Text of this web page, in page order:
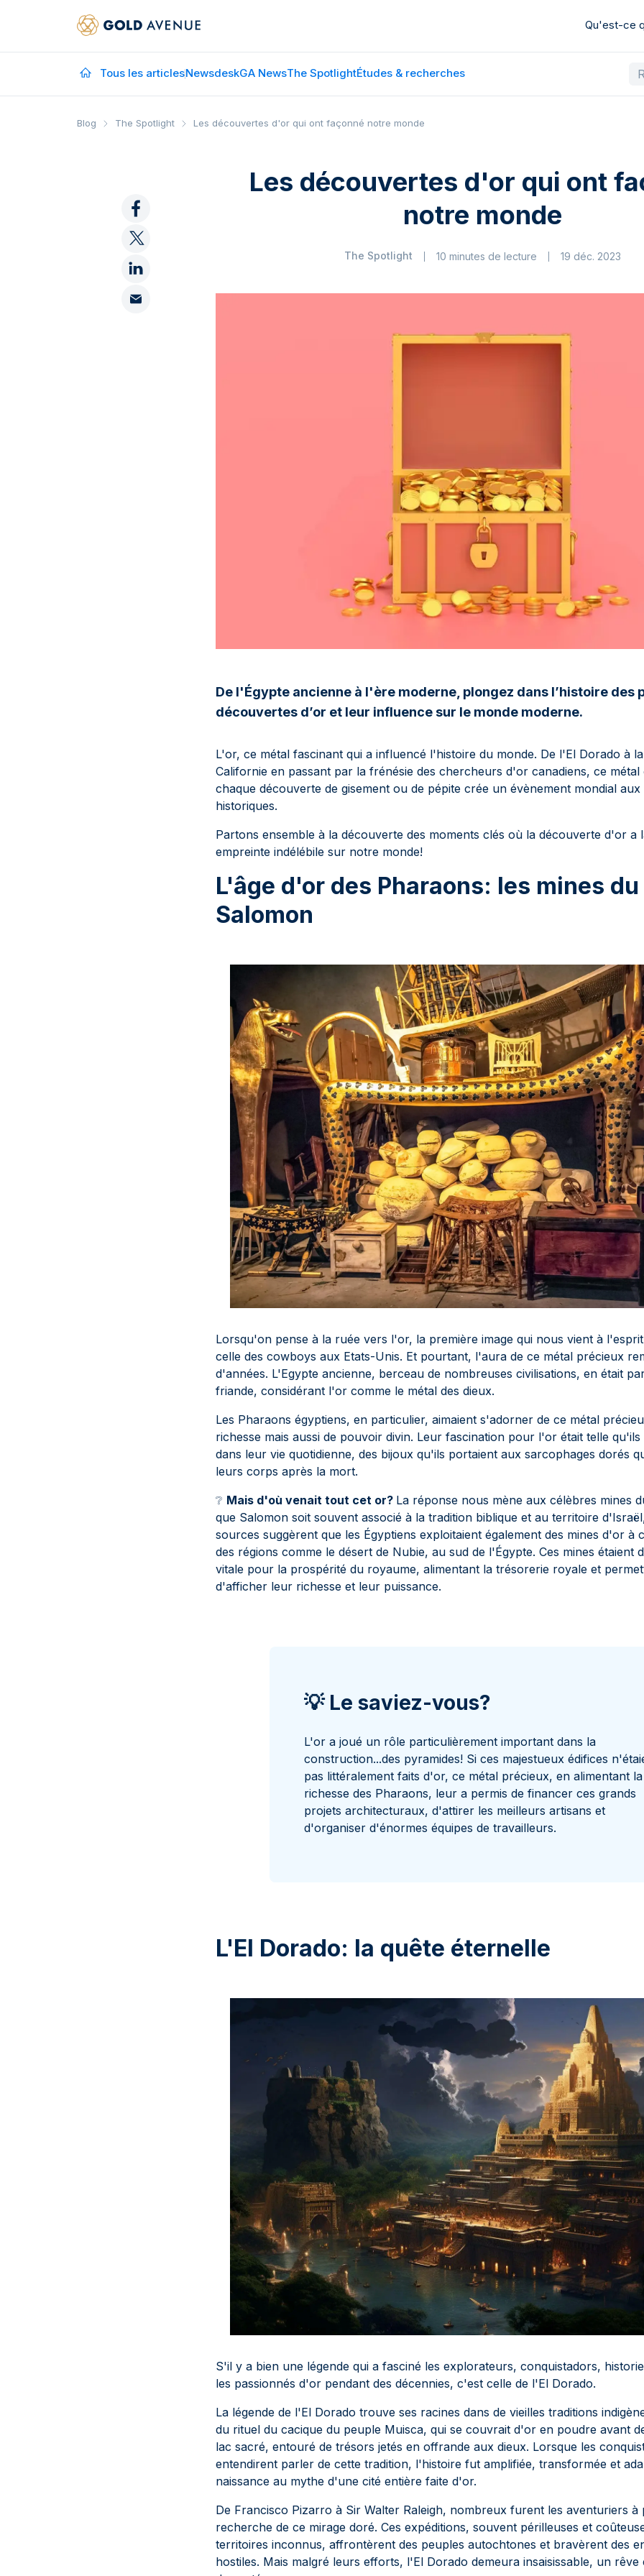
Qu'est-ce
Tous les articlesNewsdeskGA NewsThe SpotlightÉtudes & recherches
Blog The Spotlight Les découvertes d'or qui ont façonné notre monde
Les découvertes d'or qui ont
notre monde
The Spotlight 10 minutes de lecture 19 déc. 2023
De l'Égypte ancienne à l'ère moderne, plongez dans l’histoire des
découvertes d’or et leur influence sur le monde moderne.
L'or, ce métal fascinant qui a influencé l'histoire du monde. De l'El Dorado à
Californie en passant par la frénésie des chercheurs d'or canadiens, ce métal
chaque découverte de gisement ou de pépite crée un évènement mondial
historiques.
Partons ensemble à la découverte des moments clés où la découverte d'or a
empreinte indélébile sur notre monde!
L'âge d'or des Pharaons: les mines
Salomon
Lorsqu'on pense à la ruée vers l'or, la première image qui nous vient à
celle des cowboys aux Etats-Unis. Et pourtant, l'aura de ce métal précieux
d'années. L'Egypte ancienne, berceau de nombreuses civilisations, en était
friande, considérant l'or comme le métal des dieux.
Les Pharaons égyptiens, en particulier, aimaient s'adorner de ce métal
richesse mais aussi de pouvoir divin. Leur fascination pour l'or était telle
dans leur vie quotidienne, des bijoux qu'ils portaient aux sarcophages dorés
leurs corps après la mort.
❔ Mais d'où venait tout cet or? La réponse nous mène aux célèbres mines
que Salomon soit souvent associé à la tradition biblique et au territoire
sources suggèrent que les Égyptiens exploitaient également des mines d'or à
des régions comme le désert de Nubie, au sud de l'Égypte. Ces mines étaient
vitale pour la prospérité du royaume, alimentant la trésorerie royale et
d'afficher leur richesse et leur puissance.
💡 Le saviez-vous?
L'or a joué un rôle particulièrement important dans la
construction...des pyramides! Si ces majestueux édifices
pas littéralement faits d'or, ce métal précieux, en alimentant la
richesse des Pharaons, leur a permis de financer ces grands
projets architecturaux, d'attirer les meilleurs artisans et
d'organiser d'énormes équipes de travailleurs.
L'El Dorado: la quête éternelle
S'il y a bien une légende qui a fasciné les explorateurs, conquistadors,
les passionnés d'or pendant des décennies, c'est celle de l'El Dorado.
La légende de l'El Dorado trouve ses racines dans de vieilles traditions
du rituel du cacique du peuple Muisca, qui se couvrait d'or en poudre avant
lac sacré, entouré de trésors jetés en offrande aux dieux. Lorsque les
entendirent parler de cette tradition, l'histoire fut amplifiée, transformée et
naissance au mythe d'une cité entière faite d'or.
De Francisco Pizarro à Sir Walter Raleigh, nombreux furent les aventuriers à
recherche de ce mirage doré. Ces expéditions, souvent périlleuses et
territoires inconnus, affrontèrent des peuples autochtones et bravèrent des
hostiles. Mais malgré leurs efforts, l'El Dorado demeura insaisissable, un